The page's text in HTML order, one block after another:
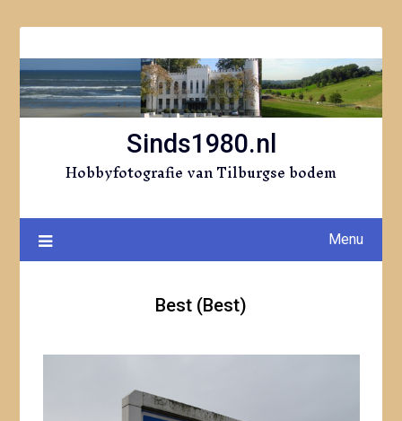
naar
inhoud
Sinds1980.nl
Hobbyfotografie van Tilburgse bodem
Menu
Best (Best)